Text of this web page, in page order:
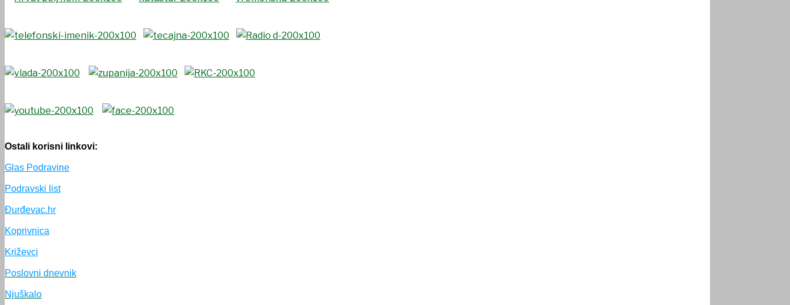
Ostali korisni linkovi:
Glas Podravine
Podravski list
Đurđevac.hr
Koprivnica
Križevci
Poslovni dnevnik
Njuškalo